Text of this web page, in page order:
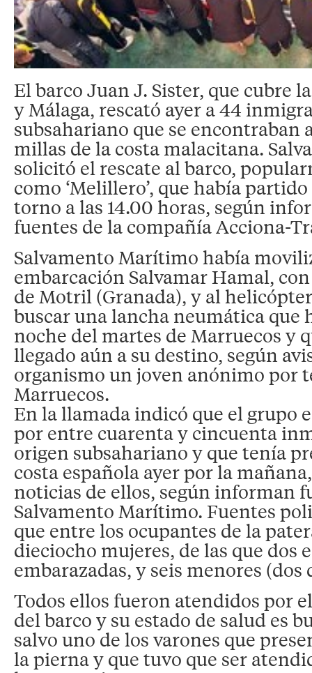
El barco Juan J. Sister, que cubre
y Málaga, rescató ayer a 44
subsahariano que se encontraban
millas de la costa malacitana.
solicitó el rescate al barco,
como ‘Melillero’, que había
torno a las 14.00 horas, según
fuentes de la compañía Acciona-
Salvamento Marítimo había
embarcación Salvamar Hamal,
de Motril (Granada), y al
buscar una lancha neumática que
noche del martes de Marruecos y
llegado aún a su destino, según
organismo un joven anónimo por
Marruecos.
En la llamada indicó que el grupo
por entre cuarenta y cincuenta
origen subsahariano y que tenía
costa española ayer por la
noticias de ellos, según informan
Salvamento Marítimo. Fuentes
que entre los ocupantes de la
dieciocho mujeres, de las que dos
embarazadas, y seis menores (dos
Todos ellos fueron atendidos por
del barco y su estado de salud es
salvo uno de los varones que
la pierna y que tuvo que ser